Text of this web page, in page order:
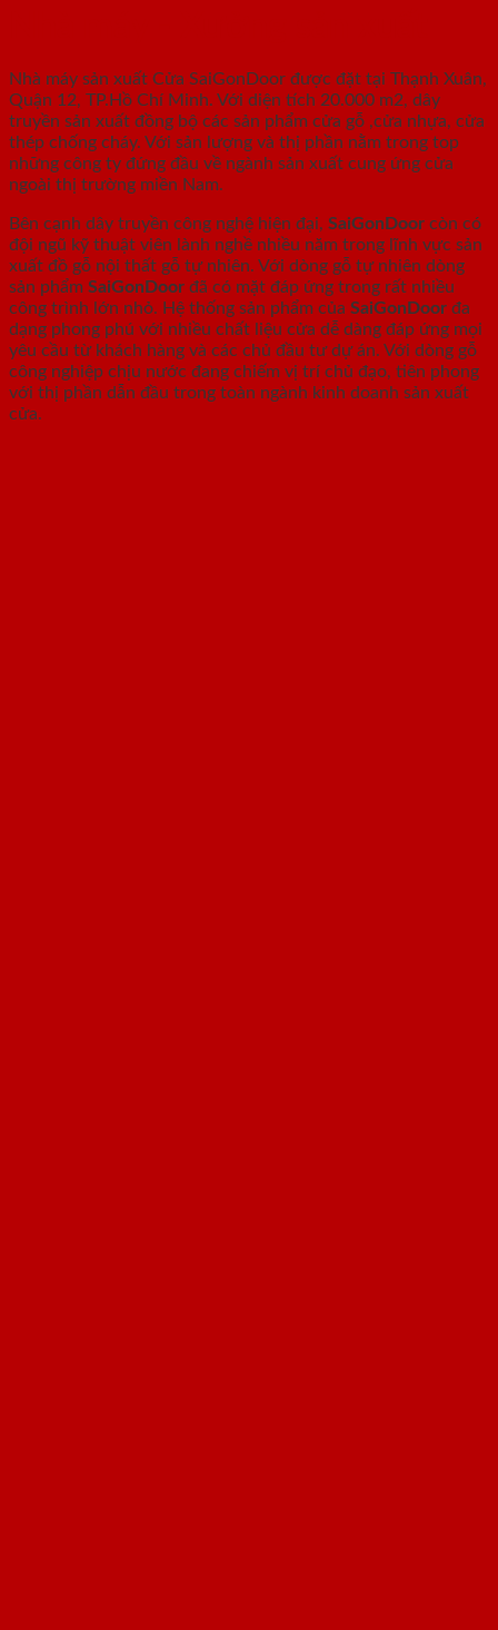
Nhà máy sản xuất Cửa SaiGonDoor được đặt tại Thạnh Xuân,
Quận 12, TP.Hồ Chí Minh. Với diện tích 20.000 m2, dây
truyền sản xuất đồng bộ các sản phẩm cửa gỗ ,cửa nhựa, cửa
thép chống cháy. Với sản lượng và thị phần nằm trong top
những công ty đứng đầu về ngành sản xuất cung ứng cửa
ngoài thị trường miền Nam.
Bên cạnh dây truyền công nghệ hiện đại, SaiGonDoor còn có
đội ngũ kỹ thuật viên lành nghề nhiều năm trong lĩnh vực sản
xuất đồ gỗ nội thất gỗ tự nhiên. Với dòng gỗ tự nhiên dòng
sản phẩm SaiGonDoor đã có mặt đáp ứng trong rất nhiều
công trình lớn nhỏ. Hệ thống sản phẩm của SaiGonDoor đa
dạng phong phú với nhiều chất liệu cửa dễ dàng đáp ứng mọi
yêu cầu từ khách hàng và các chủ đầu tư dự án. Với dòng gỗ
công nghiệp chịu nước đang chiếm vị trí chủ đạo, tiên phong
với thị phần dẫn đầu trong toàn ngành kinh doanh sản xuất
cửa.